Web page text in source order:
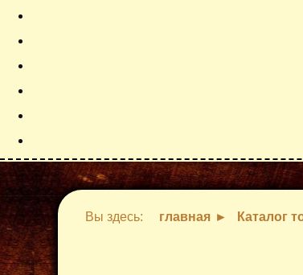
Вы здесь: главная Каталог